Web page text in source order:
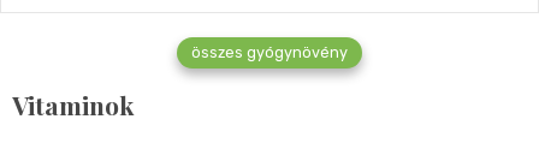
összes gyógynövény
Vitaminok
Vitaminok
Mindent a B-12 vitaminról
2023.02.27.